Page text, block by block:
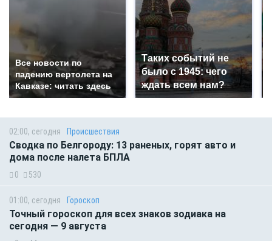
Все новости по
падению вертолета на
Кавказе: читать здесь
Таких событий не
было с 1945: чего
ждать всем нам?
02:00, сегодня Происшествия
Сводка по Белгороду: 13 раненых, горят авто и
дома после налета БПЛА
0 530
01:00, сегодня Гороскоп
Точный гороскоп для всех знаков зодиака на
сегодня — 9 августа